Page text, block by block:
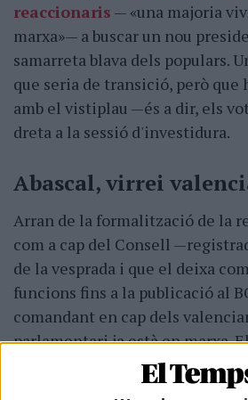
reaccionaris — «una majoria
marxa»— a buscar un nou
samarreta blava dels populars.
que seria de transició, però que
amb el vistiplau —és a dir, els
dreta a la sessió d'investidura.
Abascal, virrei
Arran de la formalització de la
com a cap del Consell
de la vesprada i que el deixa
funcions fins a la publicació al
comandant en cap dels
parlamentari ja està en marxa.
dreta Vox disposen, d'entrada,
mesos en conjunt fins a una